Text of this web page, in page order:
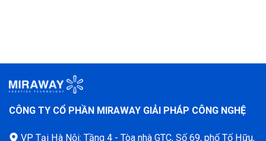
CÔNG TY CỔ PHẦN MIRAWAY GIẢI PHÁP CÔNG NGHỆ
VP Tại Hà Nội: Tầng 4 - Tòa nhà GTC, Số 69, phố Tố Hữu,